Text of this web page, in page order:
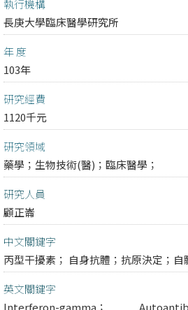
執行機構
長庚大學臨床醫學研究所
年 度
103年
研究經費
1120千元
研究領域
藥學； 生物技術(醫)； 臨床醫學；
研究人員
顧正崙
中文關鍵字
丙型干擾素； 自身抗體；抗原決定；
英文關鍵字
Interferon-gamma；